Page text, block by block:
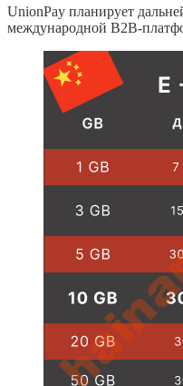
UnionPay планирует
международной B2B-